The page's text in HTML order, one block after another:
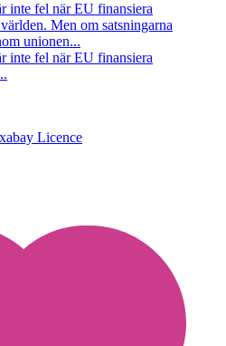
inte fel när EU finansiera
Men om satsningarna
unionen...
inte fel när EU finansiera
Licence